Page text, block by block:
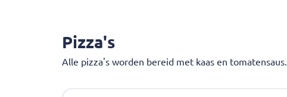
Pizza's
Alle pizza's worden bereid met kaas en tomatensaus.